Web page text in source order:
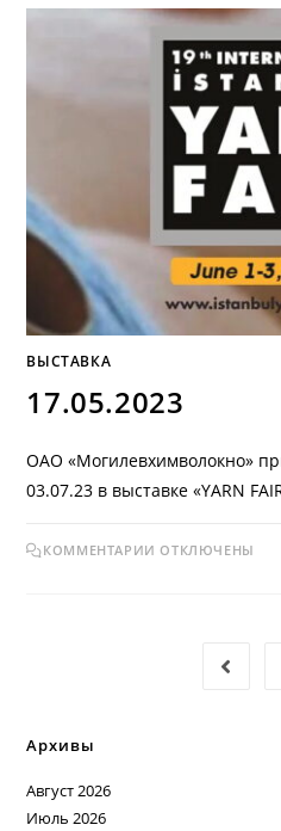
ВЫСТАВКА
17.05.2023
ОАО «Могилевхимволокно»
03.07.23 в выставке «YARN
КОММЕНТАРИИ ОТКЛЮЧЕНЫ
Архивы
Август 2026
Июль 2026